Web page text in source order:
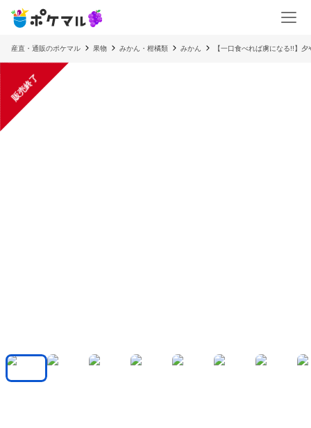
産直・通販のポケマル 果物 みかん・柑橘類 みかん 【一口食べれば虜になる!!】
販売終了